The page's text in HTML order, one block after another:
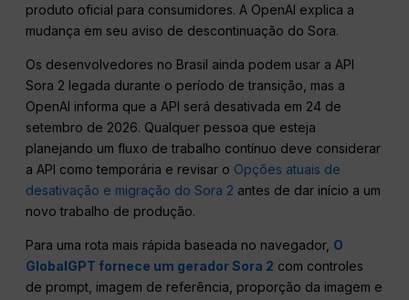
produto oficial para consumidores. A OpenAI explica a
mudança em seu aviso de descontinuação do Sora.
Os desenvolvedores no Brasil ainda podem usar a API
Sora 2 legada durante o período de transição, mas a
OpenAI informa que a API será desativada em 24 de
setembro de 2026. Qualquer pessoa que esteja
planejando um fluxo de trabalho contínuo deve considerar
a API como temporária e revisar o Opções atuais de
desativação e migração do Sora 2 antes de dar início a um
novo trabalho de produção.
Para uma rota mais rápida baseada no navegador, O
GlobalGPT fornece um gerador Sora 2 com controles
de prompt, imagem de referência, proporção da imagem e